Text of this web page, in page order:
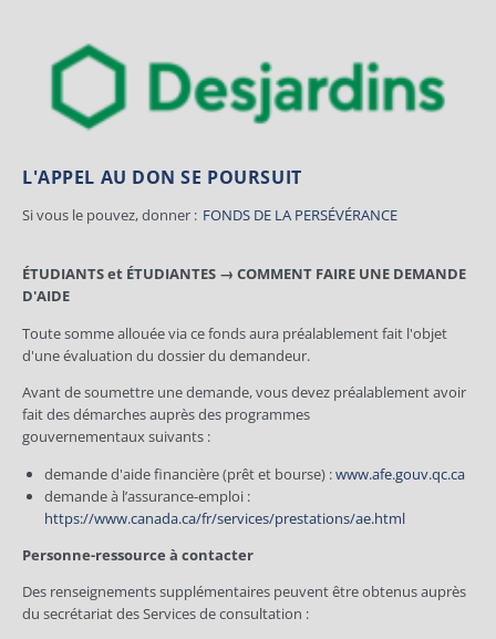
L'APPEL AU DON SE POURSUIT
Si vous le pouvez, donner : FONDS DE LA PERSÉVÉRANCE
ÉTUDIANTS et ÉTUDIANTES → COMMENT FAIRE UNE DEMANDE
D'AIDE
Toute somme allouée via ce fonds aura préalablement fait l'objet
d'une évaluation du dossier du demandeur.
Avant de soumettre une demande, vous devez préalablement avoir
fait des démarches auprès des programmes
gouvernementaux suivants :
demande d'aide financière (prêt et bourse) :www.afe.gouv.qc.ca
demande à l’assurance-emploi :
https://www.canada.ca/fr/services/prestations/ae.html
Personne-ressource à contacter
Des renseignements supplémentaires peuvent être obtenus auprès
du secrétariat des Services de consultation :